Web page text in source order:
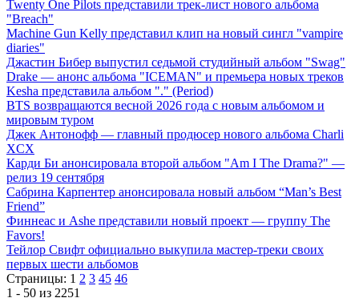
Twenty One Pilots представили трек-лист нового альбома
"Breach"
Machine Gun Kelly представил клип на новый сингл "vampire
diaries"
Джастин Бибер выпустил седьмой студийный альбом "Swag"
Drake — анонс альбома "ICEMAN" и премьера новых треков
Kesha представила альбом "." (Period)
BTS возвращаются весной 2026 года с новым альбомом и
мировым туром
Джек Антонофф — главный продюсер нового альбома Charli
XCX
Карди Би анонсировала второй альбом "Am I The Drama?" —
релиз 19 сентября
Сабрина Карпентер анонсировала новый альбом “Man’s Best
Friend”
Финнеас и Ashe представили новый проект — группу The
Favors!
Тейлор Свифт официально выкупила мастер-треки своих
первых шести альбомов
Страницы: 1 2 3 45 46
1 - 50 из 2251